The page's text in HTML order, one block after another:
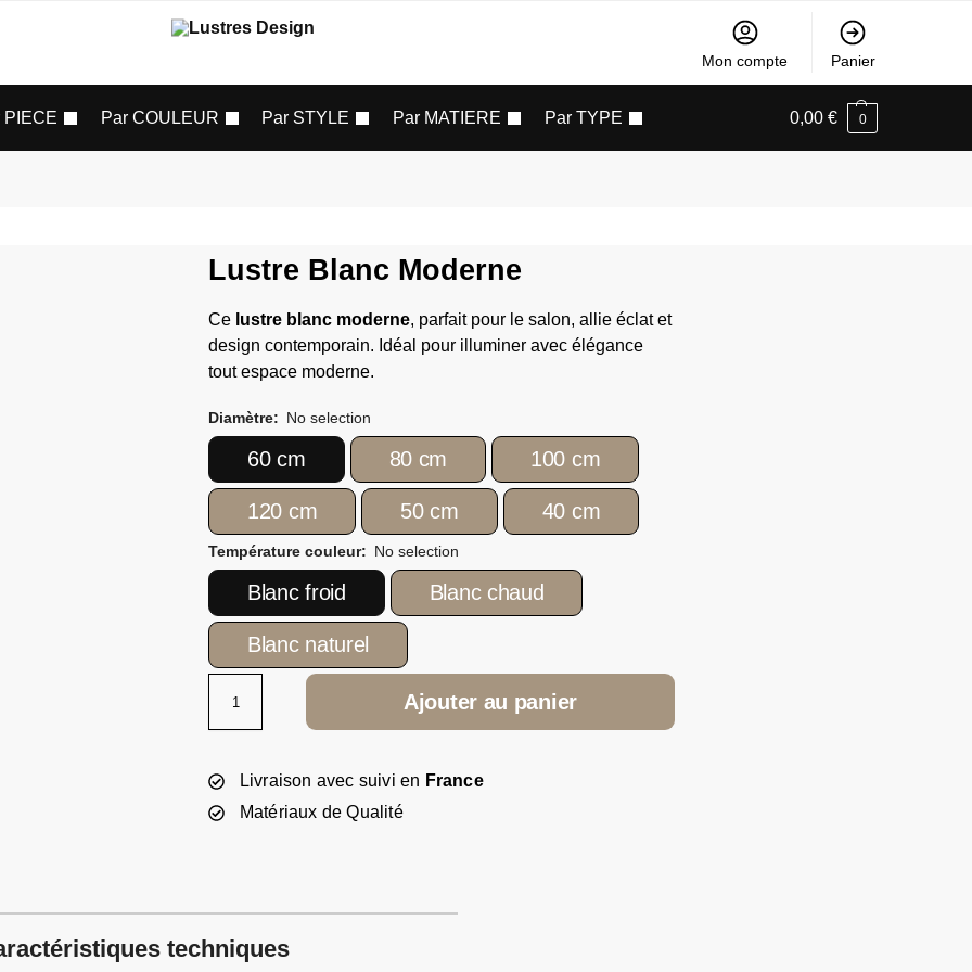
Mon compte Panier
PIECE Par COULEUR Par STYLE Par MATIERE Par TYPE 0,00 € 0
Lustre Blanc Moderne
Ce lustre blanc moderne, parfait pour le salon, allie éclat et
design contemporain. Idéal pour illuminer avec élégance
tout espace moderne.
Diamètre: No selection
60 cm 80 cm 100 cm
120 cm 50 cm 40 cm
Température couleur: No selection
Blanc froid Blanc chaud
Blanc naturel
Ajouter au panier
Livraison avec suivi en France
Matériaux de Qualité
techniques